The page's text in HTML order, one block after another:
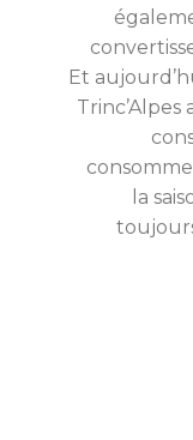
Et
Trinc’Alpes
la